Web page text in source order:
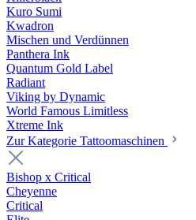
Kuro Sumi
Kwadron
Mischen und Verdünnen
Panthera Ink
Quantum Gold Label
Radiant
Viking by Dynamic
World Famous Limitless
Xtreme Ink
Zur Kategorie Tattoomaschinen
Bishop x Critical
Cheyenne
Critical